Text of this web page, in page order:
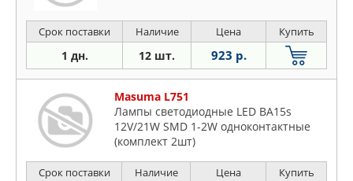
Срок поставки Наличие Цена Купить
1 дн. 12 шт. 923 р.
Masuma L751
Лампы светодиодные LED BA15s
12V/21W SMD 1-2W одноконтактные
(комплект 2шт)
Срок поставки Наличие Цена Купить